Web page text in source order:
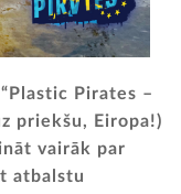
Pirates –
priekšu, Eiropa!)
vairāk par
atbalstu